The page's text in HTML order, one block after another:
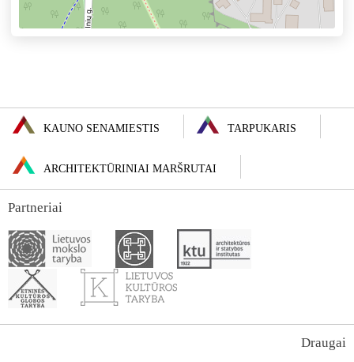
KAUNO SENAMIESTIS TARPUKARIS
ARCHITEKTŪRINIAI MARŠRUTAI
Partneriai
Draugai